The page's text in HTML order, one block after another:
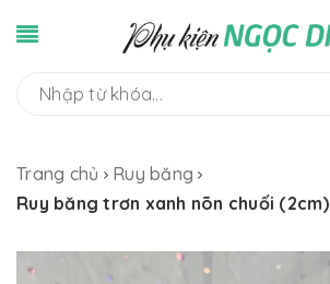
Trang chủ
Ruy băng
Ruy băng trơn xanh nõn chuối (2cm)